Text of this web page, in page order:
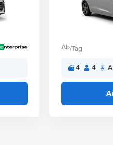
Ab/Tag
4 4